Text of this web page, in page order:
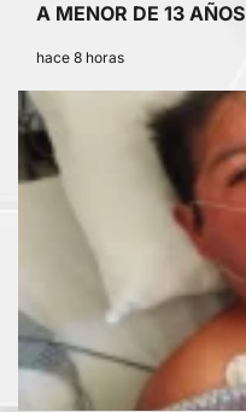
A MENOR DE 13 AÑOS
hace 8 horas
4